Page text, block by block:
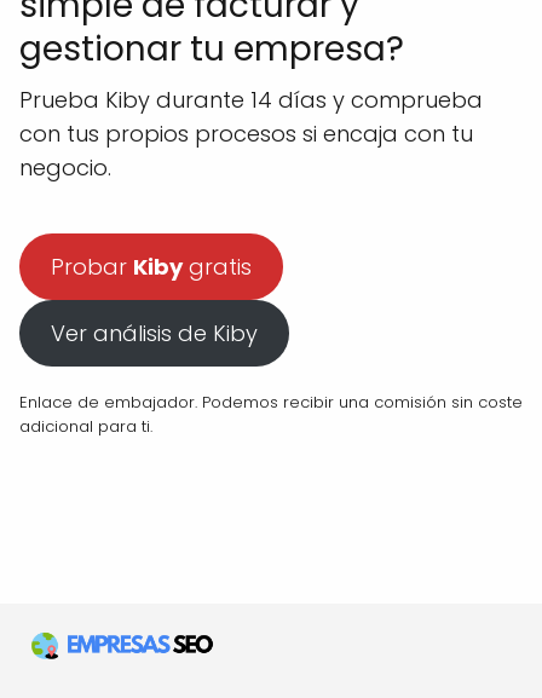
gestionar tu empresa?
Prueba Kiby durante 14 días y comprueba
con tus propios procesos si encaja con tu
negocio.
Probar Kibygratis
Ver análisis de Kiby
Enlace de embajador. Podemos recibir una comisión sin coste
adicional para ti.